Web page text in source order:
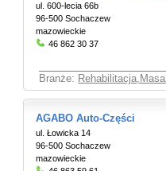
ul. 600-lecia 66b
96-500 Sochaczew
mazowieckie
46 862 30 37
Branże:
AGABO Auto-Części
ul. Łowicka 14
96-500 Sochaczew
mazowieckie